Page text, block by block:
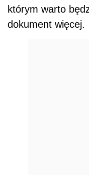
którym warto
dokument więcej.